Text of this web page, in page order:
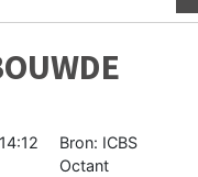
Bron: ICBS
Octant